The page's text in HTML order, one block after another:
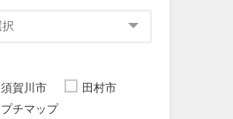
須賀川市
田村市
プチマップ